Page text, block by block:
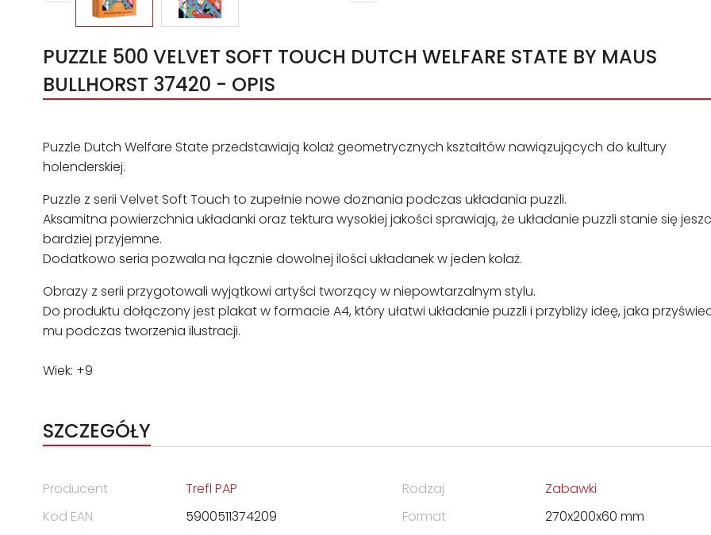
PUZZLE 500 VELVET SOFT TOUCH DUTCH WELFARE STATE BY MAUS
BULLHORST 37420 - OPIS
Puzzle Dutch Welfare State przedstawiają kolaż geometrycznych kształtów nawiązujących do kultury
holenderskiej.
Puzzle z serii Velvet Soft Touch to zupełnie nowe doznania podczas układania puzzli.
Aksamitna powierzchnia układanki oraz tektura wysokiej jakości sprawiają, że układanie puzzli stanie się
bardziej przyjemne.
Dodatkowo seria pozwala na łącznie dowolnej ilości układanek w jeden kolaż.
Obrazy z serii przygotowali wyjątkowi artyści tworzący w niepowtarzalnym stylu.
Do produktu dołączony jest plakat w formacie A4, który ułatwi układanie puzzli i przybliży ideę, jaka
mu podczas tworzenia ilustracji.
Wiek: +9
SZCZEGÓŁY
Producent
Trefl PAP
Kod EAN
5900511374209
Rodzaj
Zabawki
Format
270x200x60 mm